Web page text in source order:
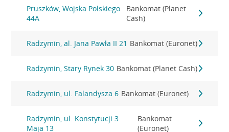
Pruszków, Wojska Polskiego
44A
Bankomat (Planet
Cash)
Radzymin, al. Jana Pawła II 21 Bankomat (Euronet)
Radzymin, Stary Rynek 30 Bankomat (Planet Cash)
Radzymin, ul. Falandysza 6 Bankomat (Euronet)
Radzymin, ul. Konstytucji 3
Maja 13
Bankomat
(Euronet)